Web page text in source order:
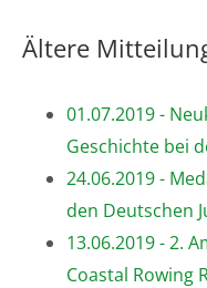
Ältere
01.07.2019 -
Geschichte bei
24.06.2019 -
den Deutschen
13.06.2019 - 2.
Coastal Rowing